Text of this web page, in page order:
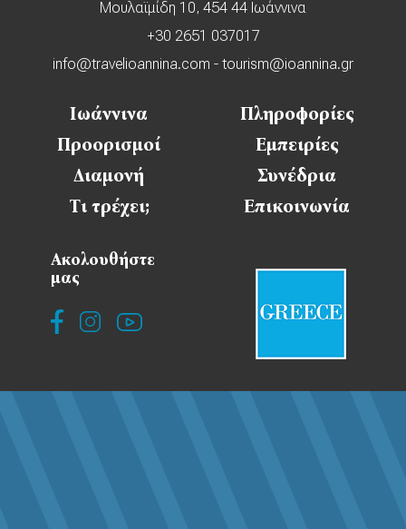
Μουλαϊμίδη 10, 454 44 Ιωάννινα
+30 2651 037017
info@travelioannina.com - tourism@ioannina.gr
Ιωάννινα
Πληροφορίες
Προορισμοί
Εμπειρίες
Διαμονή
Συνέδρια
Τι τρέχει;
Επικοινωνία
Ακολουθήστε
μας